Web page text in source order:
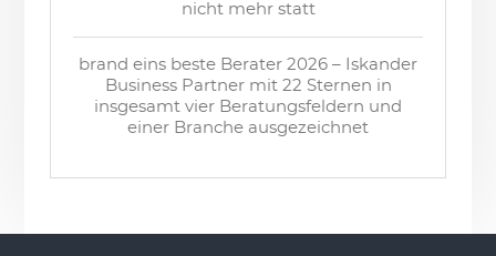
nicht mehr statt
brand eins beste Berater 2026 – Iskander
Business Partner mit 22 Sternen in
insgesamt vier Beratungsfeldern und
einer Branche ausgezeichnet